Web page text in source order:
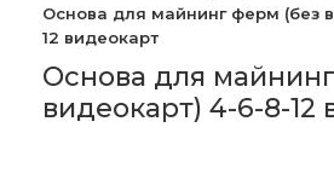
Основа для майнинг ферм (без
12 видеокарт
Основа для
видеокарт) 4-6-8-12